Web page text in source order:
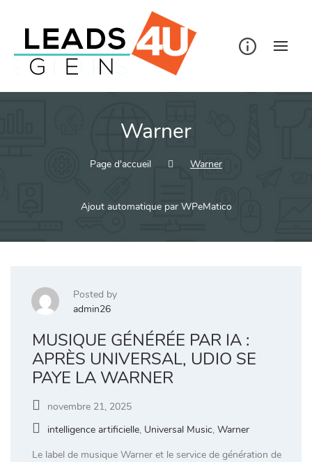
Warner
Page d'accueil Warner
Ajout automatique par WPeMatico
Posted by
admin26
MUSIQUE GÉNÉRÉE PAR IA :
APRÈS UNIVERSAL, UDIO SE
PAYE LA WARNER
novembre 21, 2025
intelligence artificielle, Universal Music, Warner
Le label de musique Warner et le service de génération de